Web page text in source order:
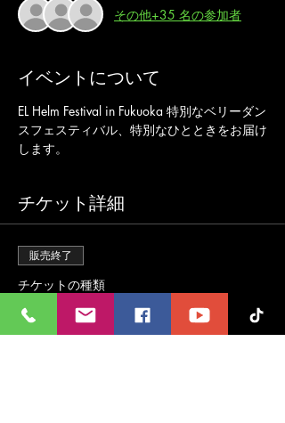
その他+35 名の参加者
イベントについて
EL Helm Festival in Fukuoka 特別なベリーダン
スフェスティバル、特別なひとときをお届け
します。
チケット詳細
販売終了
チケットの種類
一般席